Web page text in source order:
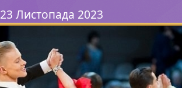
23 Листопада 2023